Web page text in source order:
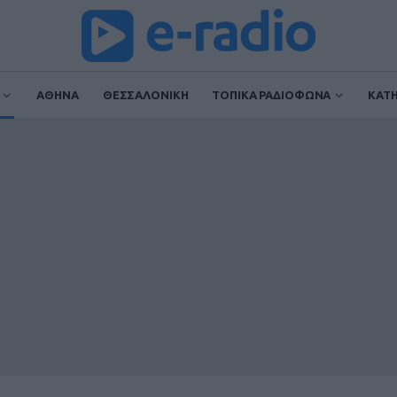
ΑΘΗΝΑ ΘΕΣΣΑΛΟΝΙΚΗ ΤΟΠΙΚΑ ΡΑΔΙΟΦΩΝΑ